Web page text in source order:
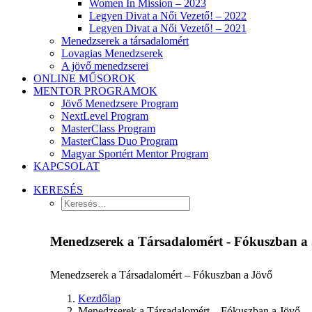
Women In Mission – 2023
Legyen Divat a Női Vezető! – 2022
Legyen Divat a Női Vezető! – 2021
Menedzserek a társadalomért
Lovagias Menedzserek
A jövő menedzserei
ONLINE MŰSOROK
MENTOR PROGRAMOK
Jövő Menedzsere Program
NextLevel Program
MasterClass Program
MasterClass Duo Program
Magyar Sportért Mentor Program
KAPCSOLAT
KERESÉS
Menedzserek a Társadalomért - Fókuszban a
Menedzserek a Társadalomért – Fókuszban a Jövő
Kezdőlap